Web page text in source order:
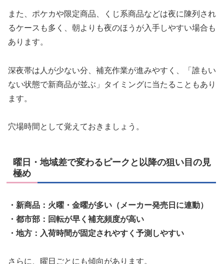
また、ポケカや限定商品、くじ系商品などは夜に陳列され
るケースも多く、朝よりも夜のほうが入手しやすい場合も
あります。
深夜帯は人が少ない分、補充作業が進みやすく、「誰もい
ない状態で新商品が並ぶ」タイミングに当たることもあり
ます。
穴場時間として覚えておきましょう。
曜日・地域差で変わるピークと以降の狙い目の見
極め
・新商品：火曜・金曜が多い（メーカー発売日に連動）
・都市部：回転が早く補充頻度が高い
・地方：入荷時間が固定されやすく予測しやすい
さらに、曜日ごとにも傾向があります。